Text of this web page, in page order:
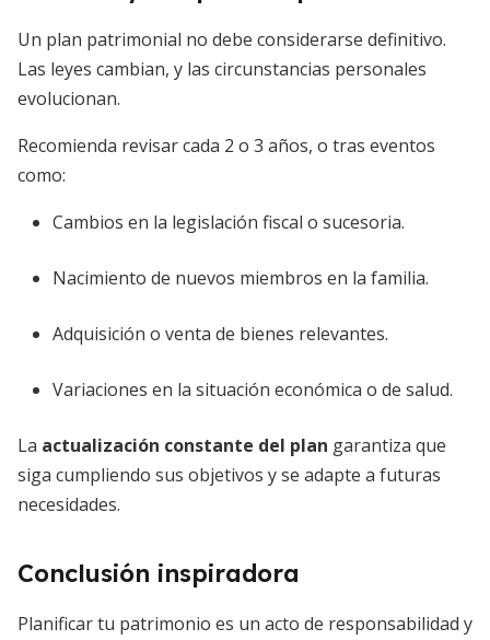
Un plan patrimonial no debe considerarse definitivo.
Las leyes cambian, y las circunstancias personales
evolucionan.
Recomienda revisar cada 2 o 3 años, o tras eventos
como:
Cambios en la legislación fiscal o sucesoria.
Nacimiento de nuevos miembros en la familia.
Adquisición o venta de bienes relevantes.
Variaciones en la situación económica o de salud.
La actualización constante del plan garantiza que
siga cumpliendo sus objetivos y se adapte a futuras
necesidades.
Conclusión inspiradora
Planificar tu patrimonio es un acto de responsabilidad y